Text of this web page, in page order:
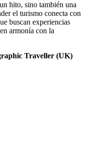
hito, sino también una
el turismo conecta con
buscan experiencias
armonía con la
Traveller (UK)